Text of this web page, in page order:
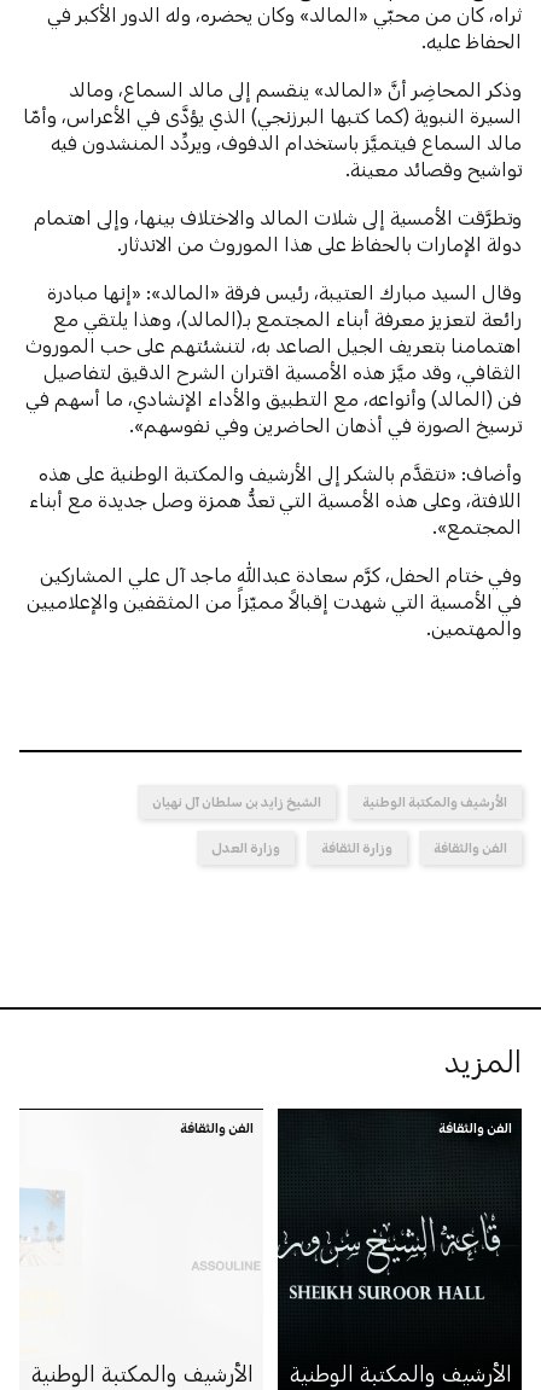
ثراه، كان من محبّي «المالد» وكان يحضره، وله الدور الأكبر في
الحفاظ عليه.
وذكر المحاضِر أنَّ «المالد» ينقسم إلى مالد السماع، ومالد
السيرة النبوية (كما كتبها البرزنجي) الذي يؤدَّى في الأعراس، وأمّا
مالد السماع فيتميَّز باستخدام الدفوف، ويردِّد المنشدون فيه
تواشيح وقصائد معينة.
وتطرَّقت الأمسية إلى شلات المالد والاختلاف بينها، وإلى اهتمام
دولة الإمارات بالحفاظ على هذا الموروث من الاندثار.
وقال السيد مبارك العتيبة، رئيس فرقة «المالد»: «إنها مبادرة
رائعة لتعزيز معرفة أبناء المجتمع بـ(المالد)، وهذا يلتقي مع
اهتمامنا بتعريف الجيل الصاعد به، لتنشئتهم على حب الموروث
الثقافي، وقد ميَّز هذه الأمسية اقتران الشرح الدقيق لتفاصيل
فن (المالد) وأنواعه، مع التطبيق والأداء الإنشادي، ما أسهم في
ترسيخ الصورة في أذهان الحاضرين وفي نفوسهم».
وأضاف: «نتقدَّم بالشكر إلى الأرشيف والمكتبة الوطنية على هذه
اللافتة، وعلى هذه الأمسية التي تعدُّ همزة وصل جديدة مع أبناء
المجتمع».
وفي ختام الحفل، كرَّم سعادة عبدالله ماجد آل علي المشاركين
في الأمسية التي شهدت إقبالاً مميّزاً من المثقفين والإعلاميين
والمهتمين.
الأرشيف والمكتبة الوطنية الشيخ زايد بن سلطان آل نهيان
الفن والثقافة وزارة الثقافة وزارة العدل
المزيد
الفن والثقافة
الأرشيف والمكتبة الوطنية
الفن والثقافة
الأرشيف والمكتبة الوطنية